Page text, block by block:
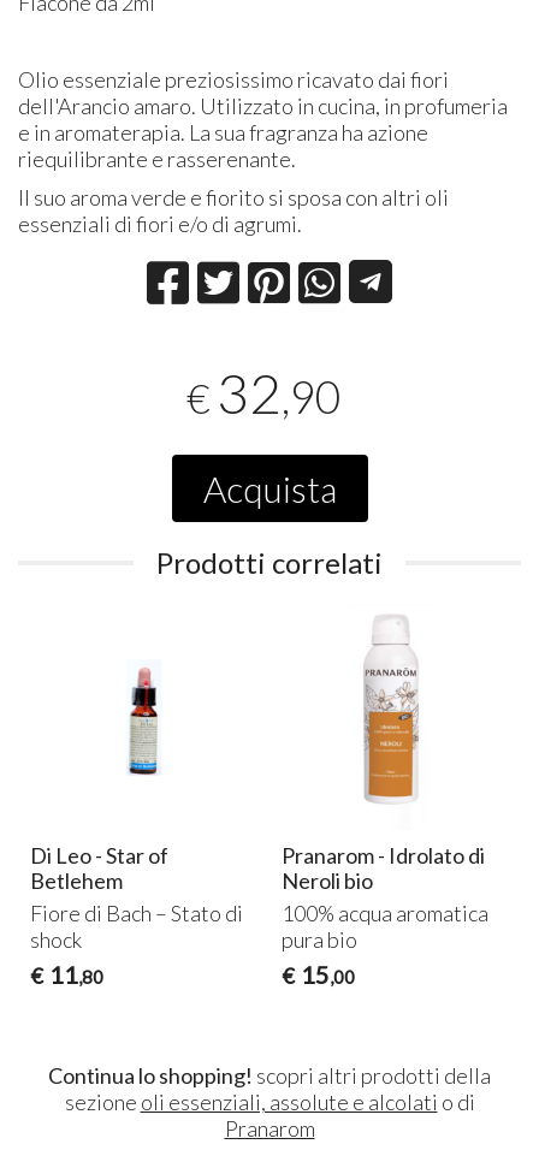
Olio essenziale preziosissimo ricavato dai fiori
dell'Arancio amaro. Utilizzato in cucina, in profumeria
e in aromaterapia. La sua fragranza ha azione
riequilibrante e rasserenante.
Il suo aroma verde e fiorito si sposa con altri oli
essenziali di fiori e/o di agrumi.
€ 32,90
Acquista
Prodotti correlati
Di Leo - Star of
Betlehem
Fiore di Bach – Stato di
shock
€ 11,80
Pranarom - Idrolato di
Neroli bio
100% acqua aromatica
pura bio
€ 15,00
Continua lo shopping! scopri altri prodotti della
sezione oli essenziali, assolute e alcolati o di
Pranarom